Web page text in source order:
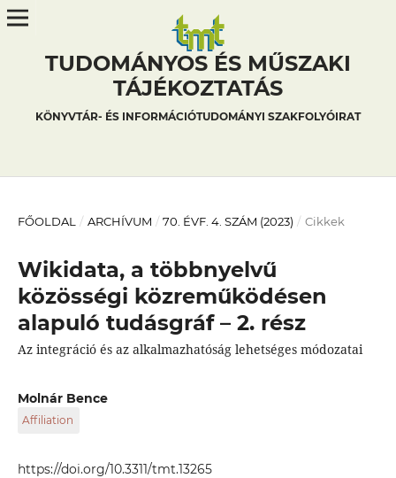
TUDOMÁNYOS ÉS MŰSZAKI
TÁJÉKOZTATÁS
KÖNYVTÁR- ÉS INFORMÁCIÓTUDOMÁNYI SZAKFOLYÓIRAT
FŐOLDAL / ARCHÍVUM / 70. ÉVF. 4. SZÁM (2023) / Cikkek
Wikidata, a többnyelvű
közösségi közreműködésen
alapuló tudásgráf – 2. rész
Az integráció és az alkalmazhatóság lehetséges módozatai
Molnár Bence
Affiliation
https://doi.org/10.3311/tmt.13265